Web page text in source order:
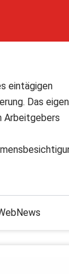
eintägigen
Das
Arbeitgebers